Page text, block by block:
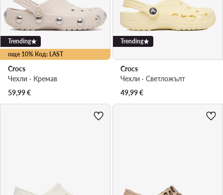
още 10% Код: LAST
Trending
Crocs
Чехли · Кремав
59,99€
Trending
Crocs
Чехли · Светложълт
49,99€